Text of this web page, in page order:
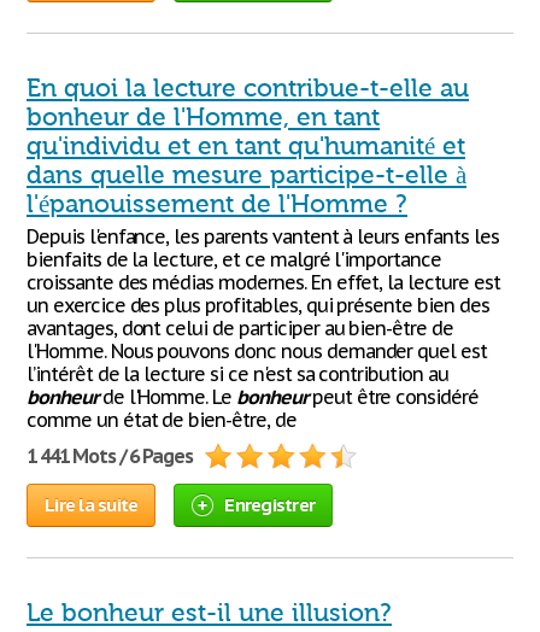
En quoi la lecture contribue-t-elle au
bonheur de l'Homme, en tant
qu'individu et en tant qu'humanité et
dans quelle mesure participe-t-elle à
l'épanouissement de l'Homme ?
Depuis l'enfance, les parents vantent à leurs enfants les
bienfaits de la lecture, et ce malgré l'importance
croissante des médias modernes. En effet, la lecture est
un exercice des plus profitables, qui présente bien des
avantages, dont celui de participer au bien-être de
l'Homme. Nous pouvons donc nous demander quel est
l’intérêt de la lecture si ce n'est sa contribution au
bonheurde l'Homme. Le bonheurpeut être considéré
comme un état de bien-être, de
1 441 Mots / 6 Pages
Lire la suite Enregistrer
Le bonheur est-il une illusion?